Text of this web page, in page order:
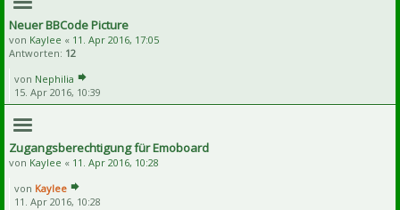
Neuer BBCode Picture
von Kaylee « 11. Apr 2016, 17:05
Antworten: 12
von Nephilia
15. Apr 2016, 10:39
Zugangsberechtigung für Emoboard
von Kaylee « 11. Apr 2016, 10:28
von Kaylee
11. Apr 2016, 10:28